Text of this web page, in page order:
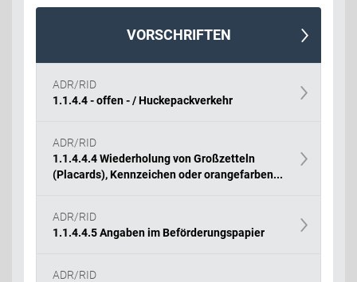
VORSCHRIFTEN
ADR/RID
1.1.4.4 - offen - / Huckepackverkehr
ADR/RID
1.1.4.4.4 Wiederholung von Großzetteln
(Placards), Kennzeichen oder orangefarben...
ADR/RID
1.1.4.4.5 Angaben im Beförderungspapier
ADR/RID